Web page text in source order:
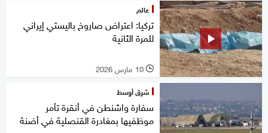
عالم
تركيا: اعتراض صاروخ باليستي إيراني
للمرة الثانية
l 10 مارس 2026
شرق أوسط
سفارة واشنطن في أنقرة تأمر
موظفيها بمغادرة القنصلية في أضنة